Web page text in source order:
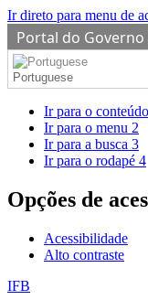
Ir direto para menu de
Portal do
Portuguese
Ir para o conteúdo
Ir para o menu 2
Ir para a busca 3
Ir para o rodapé 4
Opções de
Acessibilidade
Alto contraste
IFB